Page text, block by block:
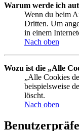
Warum werde ich
Wenn du beim
Dritten. Um
in einem
Nach oben
Wozu ist die „Alle
„Alle Cookies
beispielsweise
löscht.
Nach oben